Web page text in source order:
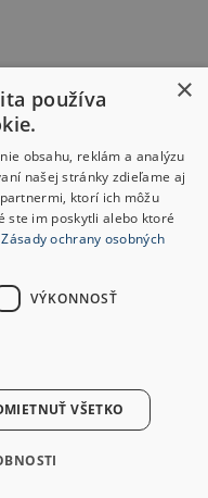
×
používa
obsahu, reklám a analýzu
našej stránky zdieľame aj
ktorí ich môžu
ste im poskytli alebo ktoré
Zásady ochrany osobných
VÝKONNOSŤ
VŠETKO